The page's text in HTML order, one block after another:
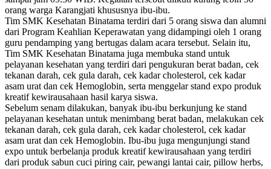
orang warga Karangjati khususnya ibu-ibu.
Tim SMK Kesehatan Binatama terdiri dari 5 orang siswa dan alumni
dari Program Keahlian Keperawatan yang didampingi oleh 1 orang
guru pendamping yang bertugas dalam acara tersebut. Selain itu,
Tim SMK Kesehatan Binatama juga membuka stand untuk
pelayanan kesehatan yang terdiri dari pengukuran berat badan, cek
tekanan darah, cek gula darah, cek kadar cholesterol, cek kadar
asam urat dan cek Hemoglobin, serta menggelar stand expo produk
kreatif kewirausahaan hasil karya siswa.
Sebelum senam dilakukan, banyak ibu-ibu berkunjung ke stand
pelayanan kesehatan untuk menimbang berat badan, melakukan cek
tekanan darah, cek gula darah, cek kadar cholesterol, cek kadar
asam urat dan cek Hemoglobin. Ibu-ibu juga mengunjungi stand
expo untuk berbelanja produk kreatif kewirausahaan yang terdiri
dari produk sabun cuci piring cair, pewangi lantai cair, pillow herbs,